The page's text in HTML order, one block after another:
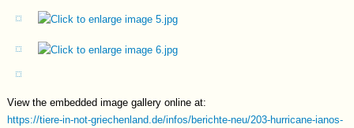
View the embedded image gallery online at:
https://tiere-in-not-griechenland.de/infos/berichte-neu/203-hurricane-ianos-